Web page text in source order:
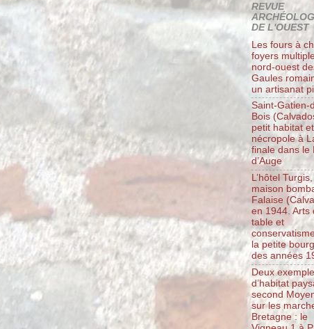
REVUE
DE L'OUEST
Les fours à
foyers
nord-ouest
Gaules
un artisanat
Saint-Gatien-
Bois
petit habitat
nécropole à
finale dans le
d’Auge
L’hôtel
maison
Falaise
en 1944. Arts
table et
la petite
des années
Deux
d’habitat
second
sur les
Bretagne : le